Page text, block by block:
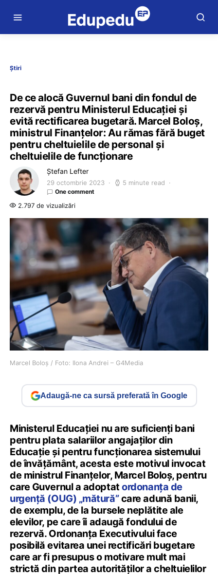
Știri
De ce alocă Guvernul bani din fondul de
rezervă pentru Ministerul Educației și
evită rectificarea bugetară. Marcel Boloș,
ministrul Finanțelor: Au rămas fără buget
pentru cheltuielile de personal și
cheltuielile de funcționare
Ștefan Lefter
29 octombrie 2023 5 minute read
One comment
2.797 de vizualizări
Marcel Boloș / Foto: Ilona Andrei – G4Media
Adaugă-ne ca sursă preferată în Google
Ministerul Educației nu are suficienți bani
pentru plata salariilor angajaților din
Educație și pentru funcționarea sistemului
de învățământ, acesta este motivul invocat
de ministrul Finanțelor, Marcel Boloș, pentru
care Guvernul a adoptatordonanța de
urgență (OUG) „mătură”care adună banii,
de exemplu, de la bursele neplătite ale
elevilor, pe care îi adaugă fondului de
rezervă. Ordonanța Executivului face
posibilă evitarea unei rectificări bugetare
care ar fi presupus o motivare mult mai
strictă din partea autorităților a cheltuielilor